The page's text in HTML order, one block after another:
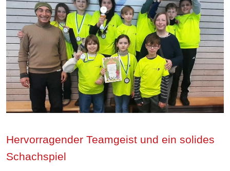
Hervorragender Teamgeist und ein solides
Schachspiel